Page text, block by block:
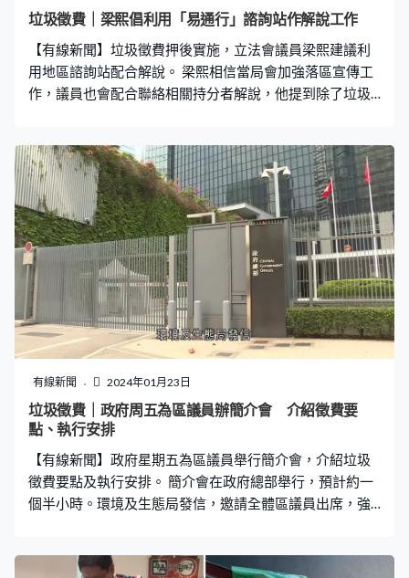
所以特區政府應該制定一個操作方式，否則延至8月1日實
施，這些管理公司繼續會讓香港市民成為待宰羔羊。」 謝
展寰：「他們有些把費用列出，即是運輸費用或清潔公司
處理清潔職員等費用，但他們很常沒列出垃
垃圾徵費｜梁熙倡利用「易通行」諮詢站作解說工作
【有線新聞】垃圾徵費押後實施，立法會議員梁熙建議利
用地區諮詢站配合解說。 梁熙相信當局會加強落區宣傳工
作，議員也會配合聯絡相關持分者解說，他提到除了垃圾
助車主申請「易通行」的諮詢站，認為可以利用改為協助
解說工作。 港島東（民建聯）梁熙︰「未來可否全部轉為
解說垃圾徵費呢？這樣市民便可以摸下一膠袋，可了解如
何執行垃圾徵費，與此同時回收如何處理，其實多說一些
發現暫時連回收，哪些可以回收？哪些不可以？很多市民
也未清楚，所以這些諮詢站便可以教大家如何回收。」
有線新聞 2024年01月23日
垃圾徵費｜政府周五為區議員辦簡介會 介紹徵費要
點、執行安排
【有線新聞】政府星期五為區議員舉行簡介會，介紹垃圾
徵費要點及執行安排。 簡介會在政府總部舉行，預計約一
個半小時。環境及生態局發信，邀請全體區議員出席，強
局屆時會解答提問，以便區議員在日常地區工作，協助宣